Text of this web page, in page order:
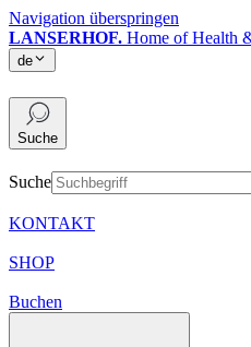
Navigation überspringen
LANSERHOF. Home of Health
de
Suche
Suche
KONTAKT
SHOP
Buchen